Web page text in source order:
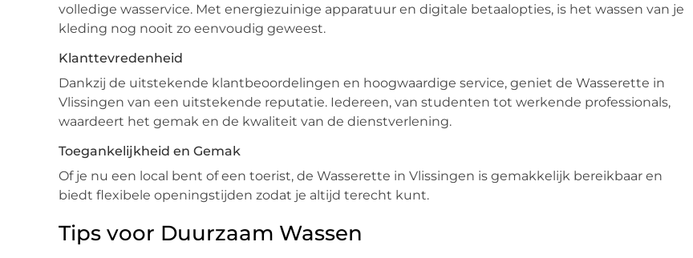
volledige wasservice. Met energiezuinige apparatuur en digitale betaalopties, is het wassen van je
kleding nog nooit zo eenvoudig geweest.
Klanttevredenheid
Dankzij de uitstekende klantbeoordelingen en hoogwaardige service, geniet de Wasserette in
Vlissingen van een uitstekende reputatie. Iedereen, van studenten tot werkende professionals,
waardeert het gemak en de kwaliteit van de dienstverlening.
Toegankelijkheid en Gemak
Of je nu een local bent of een toerist, de Wasserette in Vlissingen is gemakkelijk bereikbaar en
biedt flexibele openingstijden zodat je altijd terecht kunt.
Tips voor Duurzaam Wassen